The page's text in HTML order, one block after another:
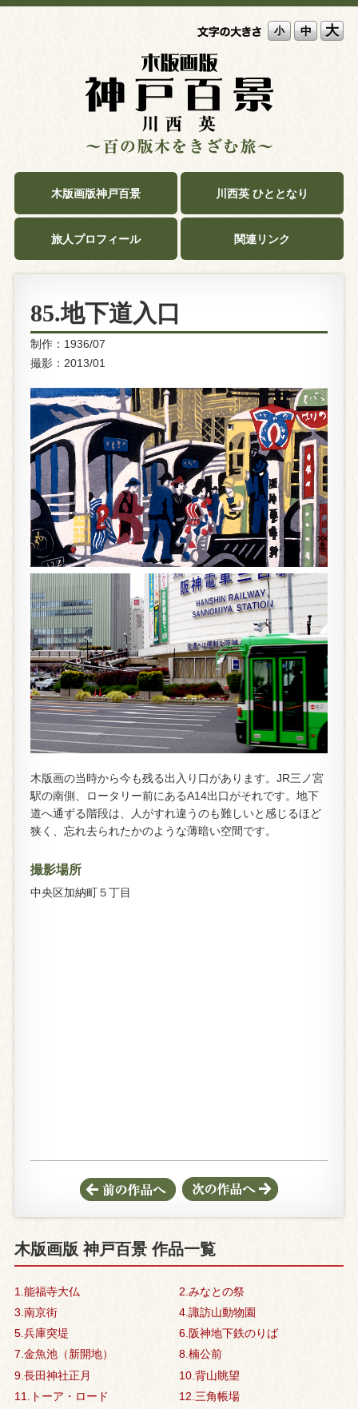
小 中 大
木版画版神戸百景 川西英 ひととなり
旅人プロフィール 関連リンク
85.地下道入口
制作：1936/07
撮影：2013/01
木版画の当時から今も残る出入り口があります。JR三ノ宮
駅の南側、ロータリー前にあるA14出口がそれです。地下
道へ通ずる階段は、人がすれ違うのも難しいと感じるほど
狭く、忘れ去られたかのような薄暗い空間です。
撮影場所
中央区加納町５丁目
木版画版 神戸百景 作品一覧
1.能福寺大仏
2.みなとの祭
3.南京街
4.諏訪山動物園
5.兵庫突堤
6.阪神地下鉄のりば
7.金魚池（新開地）
8.楠公前
9.長田神社正月
10.背山眺望
11.トーア・ロード
12.三角帳場